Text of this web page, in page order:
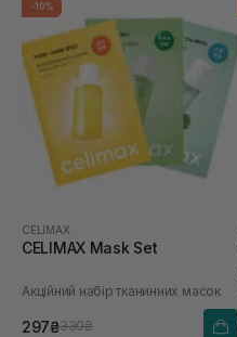
-10%
CELIMAX
CELIMAX Mask Set
Акційний набір тканинних масок
297₴330₴